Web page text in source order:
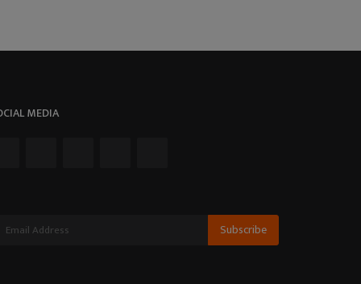
MEDIA
Subscribe